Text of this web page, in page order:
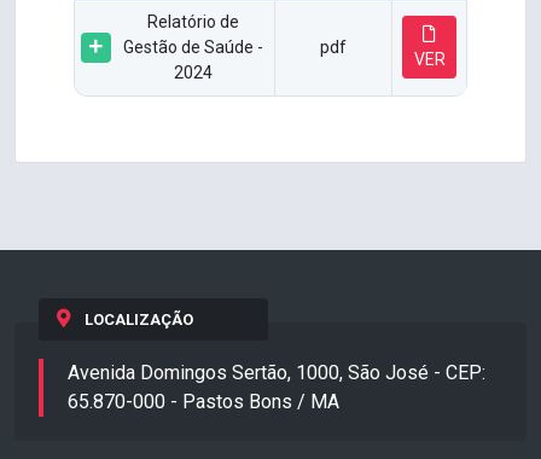
Relatório de
Gestão de Saúde -
2024
pdf
VER
LOCALIZAÇÃO
Avenida Domingos Sertão, 1000, São José - CEP:
65.870-000 - Pastos Bons / MA